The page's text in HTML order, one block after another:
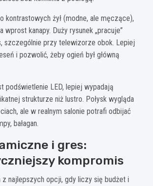
kontrastowych żył (modne, ale męczące),
wprost kanapy. Duży rysunek „pracuje”
szczególnie przy telewizorze obok. Lepiej
i pozwolić, żeby ogień był główną
podświetlenie LED, lepiej wypadają
strukturze niż lustro. Połysk wygląda
ale w realnym salonie potrafi odbijać
bałagan.
i gres:
kompromis
z najlepszych opcji, gdy liczy się budżet i